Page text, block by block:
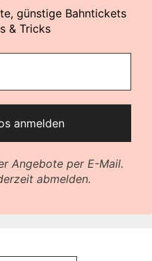
günstige Bahntickets
& Tricks
Angebote per E-Mail.
abmelden.